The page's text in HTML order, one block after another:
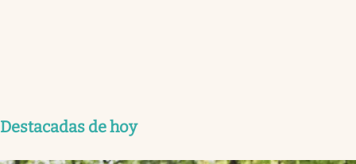
Destacadas de hoy